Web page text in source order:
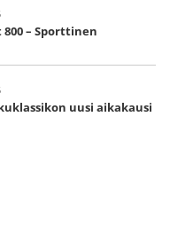
– Sporttinen
uusi aikakausi